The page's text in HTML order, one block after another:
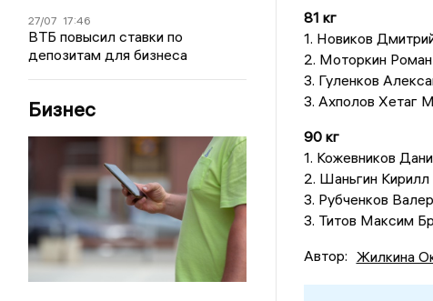
27/07 17:46
ВТБ повысил ставки по
депозитам для бизнеса
Бизнес
81 кг
1. Новиков
2. Моторкин
3. Гуленков
3. Ахполов Хетаг
90 кг
1. Кожевников
2. Шаньгин
3. Рубченков
3. Титов Максим
Автор: Жилкина